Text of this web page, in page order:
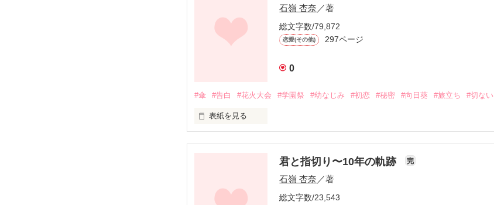
相田  菜都芽(ナツ)
１０年前の指切り
約束を果たせぬまま
君は僕を残して旅立った
あれからまた１０年の時を越えて…
石嶺 杏奈 ／著
総文字数/79,872
恋愛(その他) 297ページ
0
#傘 #告白 #花火大会 #学園祭 #幼なじみ #初恋 #秘密 #向日葵 #旅立ち #切ない
表紙を見る
私を守りたいと
君と指切り〜10年の軌跡 完
石嶺 杏奈 ／著
総文字数/23,543